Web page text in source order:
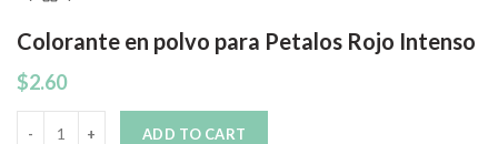
Colorante en polvo para Petalos Rojo Intenso
$2.60
ADD TO CART